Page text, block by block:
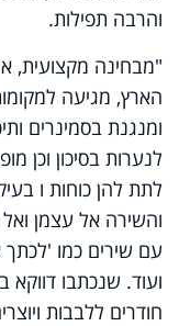
והרבה תפילות.
"מבחינה מקצועית,
הארץ, מגיעה
ומנגנת בסמינרים
לנערות בסיכון וכן
לתת להן כוחות ו
והשירה אל עצמן
עם שירים כמו 'לכתך
ועוד. שנכתבו
חודרים ללבבות